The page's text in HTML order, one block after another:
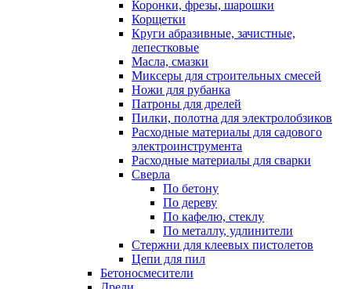
Коронки, фрезы, шарошки
Корщетки
Круги абразивные, зачистные,
лепестковые
Масла, смазки
Миксеры для строительных смесей
Ножи для рубанка
Патроны для дрелей
Пилки, полотна для электролобзиков
Расходные материалы для садового
электроинструмента
Расходные материалы для сварки
Сверла
По бетону
По дереву
По кафелю, стеклу
По металлу, удлинители
Стержни для клеевых пистолетов
Цепи для пил
Бетоносмесители